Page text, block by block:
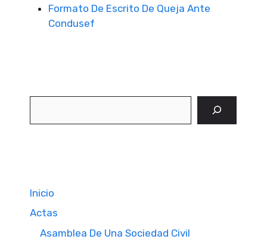
Formato De Escrito De Queja Ante
Condusef
Inicio
Actas
Asamblea De Una Sociedad Civil